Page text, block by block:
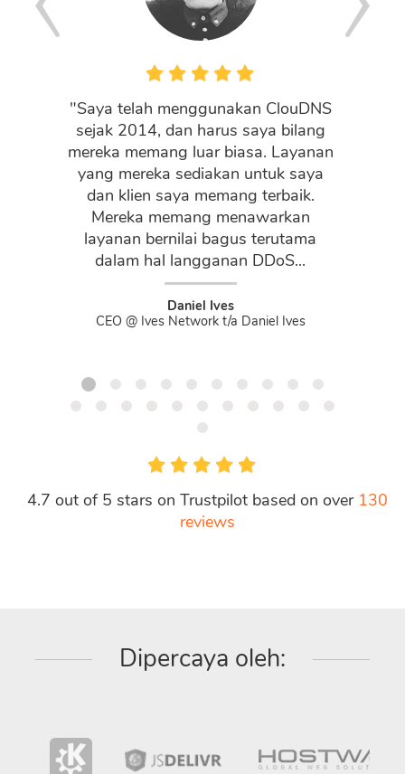
"Saya telah menggunakan ClouDNS
sejak 2014, dan harus saya bilang
mereka memang luar biasa. Layanan
yang mereka sediakan untuk saya
dan klien saya memang terbaik.
Mereka memang menawarkan
layanan bernilai bagus terutama
dalam hal langganan DDoS...
Daniel Ives
CEO @ Ives Network t/a Daniel Ives
4.7 out of 5 stars on Trustpilot based on over 130
reviews
Dipercaya oleh: